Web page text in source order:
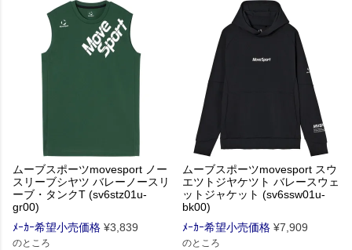
ムーブスポーツmovesport ノー
スリーブシヤツ バレーノースリ
ーブ・タンクT (sv6stz01u-
gr00)
ﾒｰｶｰ希望小売価格 ¥3,839
のところ
ムーブスポーツmovesport スウ
エツトジヤケツト バレースウェ
ットジャケット (sv6ssw01u-
bk00)
ﾒｰｶｰ希望小売価格 ¥7,909
のところ